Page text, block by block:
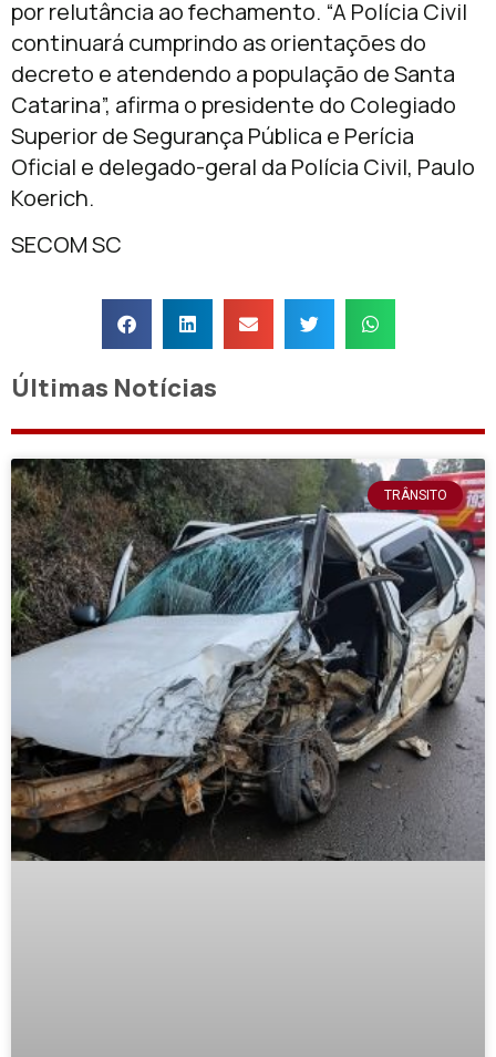
por relutância ao fechamento. “A Polícia Civil
continuará cumprindo as orientações do
decreto e atendendo a população de Santa
Catarina”, afirma o presidente do Colegiado
Superior de Segurança Pública e Perícia
Oficial e delegado-geral da Polícia Civil, Paulo
Koerich.
SECOM SC
Últimas Notícias
TRÂNSITO